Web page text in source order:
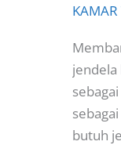
jendela
butuh